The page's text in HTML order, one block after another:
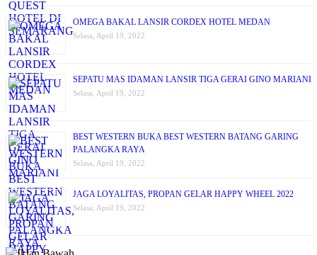
OMEGA BAKAL LANSIR CORDEX HOTEL MEDAN
Selasa, April 19, 2022
SEPATU MAS IDAMAN LANSIR TIGA GERAI GINO MARIANI
Selasa, April 19, 2022
BEST WESTERN BUKA BEST WESTERN BATANG GARING
PALANGKA RAYA
Selasa, April 19, 2022
JAGA LOYALITAS, PROPAN GELAR HAPPY WHEEL 2022
Selasa, April 19, 2022